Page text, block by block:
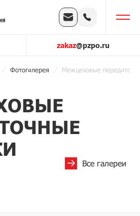
zakaz@pzpo.ru
Фотогалерея Межцеховые
Все галереи